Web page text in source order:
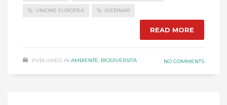
UNIONE EUROPEA WEBINAR
READ MORE
PUBLISHED IN AMBIENTE, BIODIVERSITÀ NO COMMENTS